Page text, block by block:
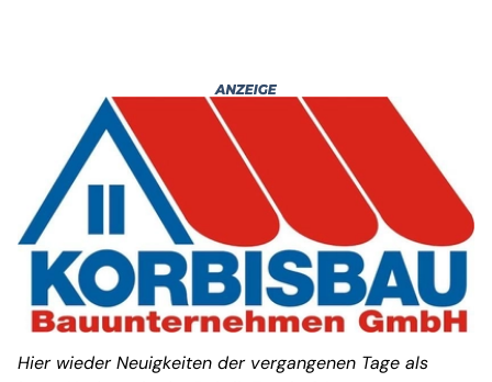
Hier wieder Neuigkeiten der vergangenen Tage als